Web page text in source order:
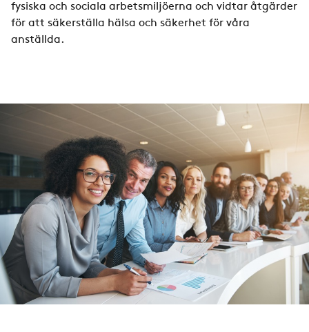
fysiska och sociala arbetsmiljöerna och vidtar åtgärder
för att säkerställa hälsa och säkerhet för våra
anställda.